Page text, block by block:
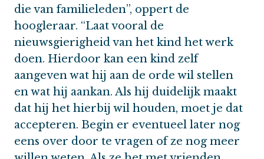
die van familieleden”, oppert de
hoogleraar. “Laat vooral de
nieuwsgierigheid van het kind het werk
doen. Hierdoor kan een kind zelf
aangeven wat hij aan de orde wil stellen
en wat hij aankan. Als hij duidelijk maakt
dat hij het hierbij wil houden, moet je dat
accepteren. Begin er eventueel later nog
eens over door te vragen of ze nog meer